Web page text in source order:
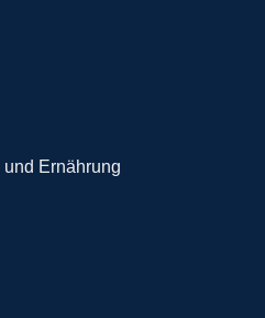
Ernährung